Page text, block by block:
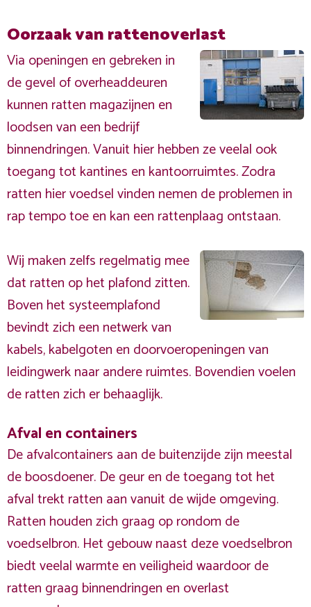
Oorzaak van rattenoverlast
Via openingen en gebreken in
de gevel of overheaddeuren
kunnen ratten magazijnen en
loodsen van een bedrijf
binnendringen. Vanuit hier hebben ze veelal ook
toegang tot kantines en kantoorruimtes. Zodra
ratten hier voedsel vinden nemen de problemen in
rap tempo toe en kan een rattenplaag ontstaan.
Wij maken zelfs regelmatig mee
dat ratten op het plafond zitten.
Boven het systeemplafond
bevindt zich een netwerk van
kabels, kabelgoten en doorvoeropeningen van
leidingwerk naar andere ruimtes. Bovendien voelen
de ratten zich er behaaglijk.
Afval en containers
De afvalcontainers aan de buitenzijde zijn meestal
de boosdoener. De geur en de toegang tot het
afval trekt ratten aan vanuit de wijde omgeving.
Ratten houden zich graag op rondom de
voedselbron. Het gebouw naast deze voedselbron
biedt veelal warmte en veiligheid waardoor de
ratten graag binnendringen en overlast